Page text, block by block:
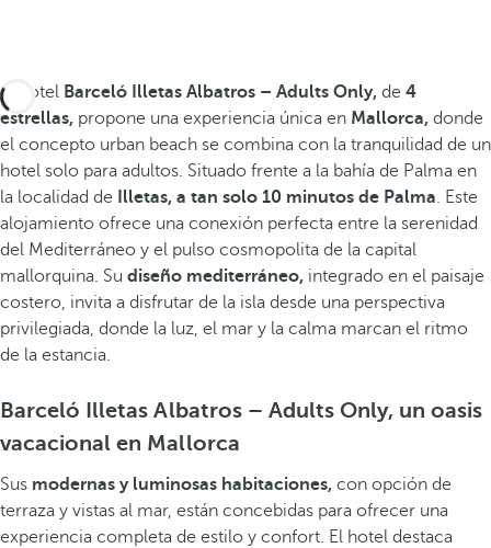
El hotel Barceló Illetas Albatros – Adults Only, de 4
estrellas, propone una experiencia única en Mallorca, donde
el concepto urban beach se combina con la tranquilidad de un
hotel solo para adultos. Situado frente a la bahía de Palma en
la localidad de
Illetas, a tan solo 10 minutos de Palma. Este
alojamiento ofrece una conexión perfecta entre la serenidad
del Mediterráneo y el pulso cosmopolita de la capital
mallorquina. Su diseño mediterráneo, integrado en el paisaje
costero, invita a disfrutar de la isla desde una perspectiva
privilegiada, donde la luz, el mar y la calma marcan el ritmo
de la estancia.
Barceló Illetas Albatros – Adults Only, un oasis
vacacional en Mallorca
Sus modernas y luminosas habitaciones, con opción de
terraza y vistas al mar, están concebidas para ofrecer una
experiencia completa de estilo y confort. El hotel destaca